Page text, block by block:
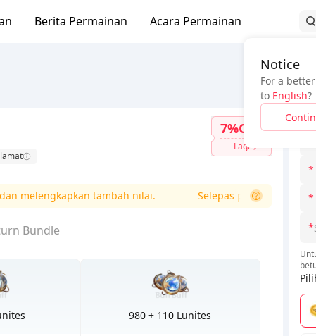
Berita Permainan Acara Permainan
*
*
*
*
7%OFF
Lagi
tambah nilai. Selepas pembayaran, pergi
Bundle
980 + 110 Lunites
Notice
For a
to English?